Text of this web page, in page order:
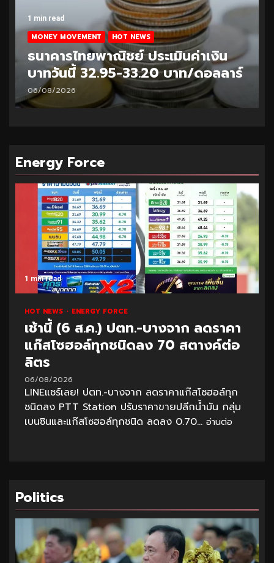
1 min read
MONEY MOVEMENT HOT NEWS
ธนาคารไทยพาณิชย์ ประเมินค่าเงิน
บาทวันนี้ 32.95-33.20 บาท/ดอลลาร์
06/08/2026
Energy Force
1 min read
HOT NEWS ENERGY FORCE
เช้านี้ (6 ส.ค.) ปตท.-บางจาก ลดราคา
แก๊สโซฮอล์ทุกชนิดลง 70 สตางค์ต่อ
ลิตร
06/08/2026
LINEแชร์เลย! ปตท.-บางจาก ลดราคาแก๊สโซฮอล์ทุก
ชนิดลง PTT Station ปรับราคาขายปลีกน้ำมัน กลุ่ม
เบนซินและแก๊สโซฮอล์ทุกชนิด ลดลง 0.70... อ่านต่อ
Politics